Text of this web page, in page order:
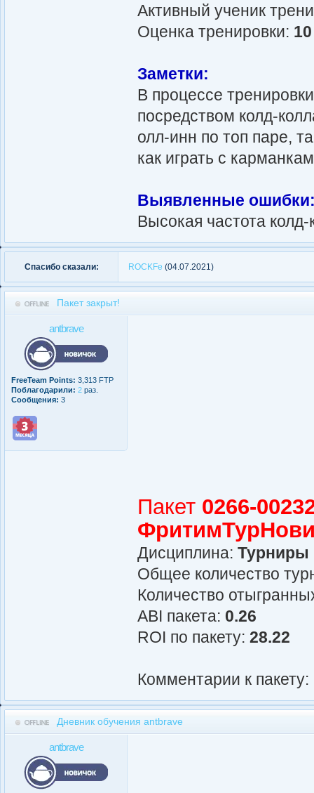
Активный ученик
Оценка тренировки:
Заметки:
В процессе
посредством колд-
олл-инн по топ паре,
как играть с
Выявленные
Высокая частота
Спасибо сказали: ROCKFe (04.07.2021)
Пакет закрыт!
antbrave
FreeTeam Points: 3,313 FTP
Поблагодарили: 2 раз.
Сообщения: 3
Пакет 0266-
Дисциплина: Турниры
Общее количество
Количество
АBI пакета: 0.26
ROI по пакету: 28.22
Комментарии к пакету:
Дневник обучения antbrave
antbrave